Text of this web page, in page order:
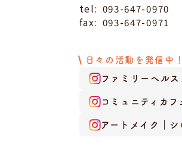
tel: 093-647-0970
fax: 093-647-0971
日々の活動を発信中！
ファミリーヘル
コミュニティカフ
アートメイク｜シ